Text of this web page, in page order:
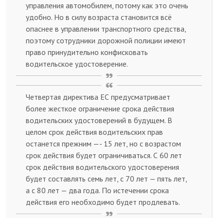
управления автомобилем, потому как это очень
удобно. Но в силу возраста становится всё
опаснее в управлении транспортного средства,
поэтому сотрудники дорожной полиции имеют
право принудительно конфисковать
водительское удостоверение.
Четвертая директива ЕС предусматривает
более жесткое ограничение срока действия
водительских удостоверений в будущем. В
целом срок действия водительских прав
останется прежним —- 15 лет, но с возрастом
срок действия будет ограничиваться. С 60 лет
срок действия водительского удостоверения
будет составлять семь лет, с 70 лет — пять лет,
а с 80 лет — два года. По истечении срока
действия его необходимо будет продлевать.